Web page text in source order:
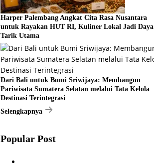
Harper Palembang Angkat Cita Rasa Nusantara
untuk Rayakan HUT RI, Kuliner Lokal Jadi Daya
Tarik Utama
Dari Bali untuk Bumi Sriwijaya: Membangun
Pariwisata Sumatera Selatan melalui Tata Kelola
Destinasi Terintegrasi
Selengkapnya
Popular Post